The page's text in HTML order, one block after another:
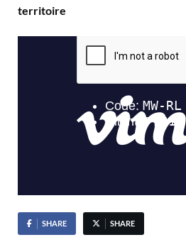
territoire
SHARE SHARE